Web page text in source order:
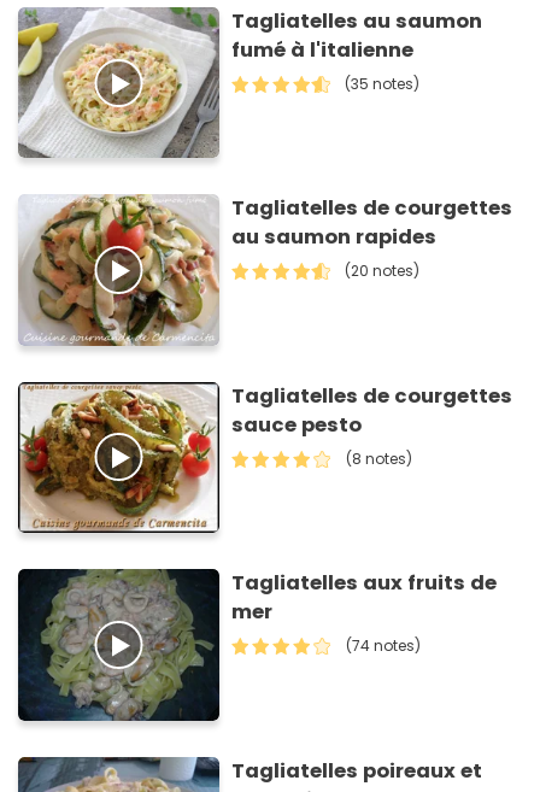
Tagliatelles au saumon
fumé à l'italienne
(35 notes)
Tagliatelles de courgettes
au saumon rapides
(20 notes)
Tagliatelles de courgettes
sauce pesto
(8 notes)
Tagliatelles aux fruits de
mer
(74 notes)
Tagliatelles poireaux et